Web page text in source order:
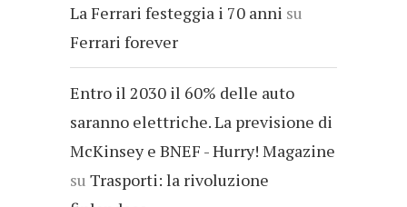
La Ferrari festeggia i 70 anni su
Ferrari forever
Entro il 2030 il 60% delle auto
saranno elettriche. La previsione di
McKinsey e BNEF - Hurry! Magazine
su Trasporti: la rivoluzione